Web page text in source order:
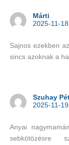
Márti
2025-11-
Sajnos ezekben
sincs azoknak a
Szuhay
2025-11-
Anyai
sebkötözésre